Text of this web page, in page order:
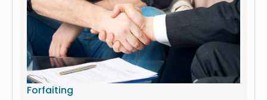
Forfaiting